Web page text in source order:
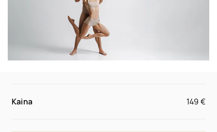
Kaina 149 €